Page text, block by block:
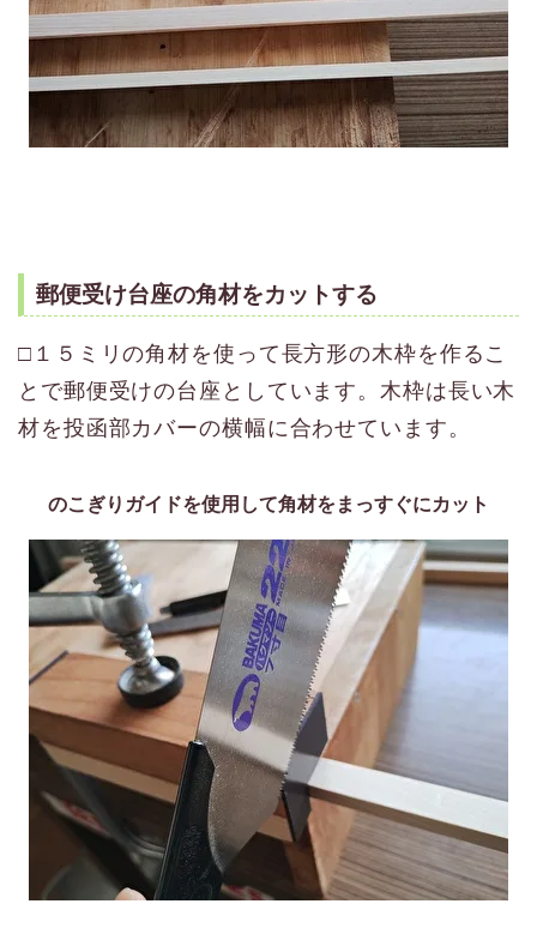
郵便受け台座の角材をカットする
□１５ミリの角材を使って長方形の木枠を作るこ
とで郵便受けの台座としています。木枠は長い木
材を投函部カバーの横幅に合わせています。
のこぎりガイドを使用して角材をまっすぐにカット